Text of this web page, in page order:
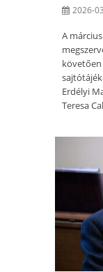
2026-
A
Erdélyi
Teresa